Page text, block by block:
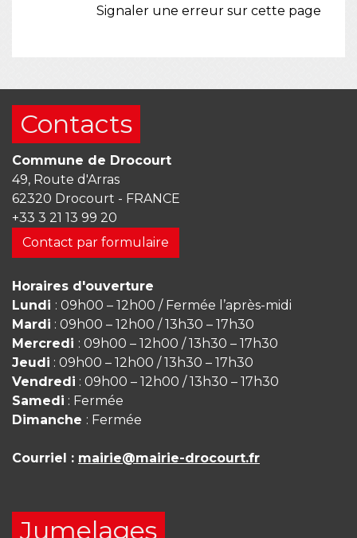
Signaler une erreur sur cette page
Contacts
Commune de Drocourt
49, Route d'Arras
62320 Drocourt - FRANCE
+33 3 21 13 99 20
Contact par formulaire
Horaires d'ouverture
Lundi : 09h00 – 12h00 / Fermée l’après-midi
Mardi : 09h00 – 12h00 / 13h30 – 17h30
Mercredi : 09h00 – 12h00 / 13h30 – 17h30
Jeudi : 09h00 – 12h00 / 13h30 – 17h30
Vendredi : 09h00 – 12h00 / 13h30 – 17h30
Samedi : Fermée
Dimanche : Fermée
Courriel : mairie@mairie-drocourt.fr
Jumelages